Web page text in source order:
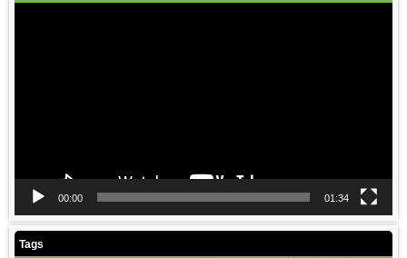
00:00 01:34
Tags